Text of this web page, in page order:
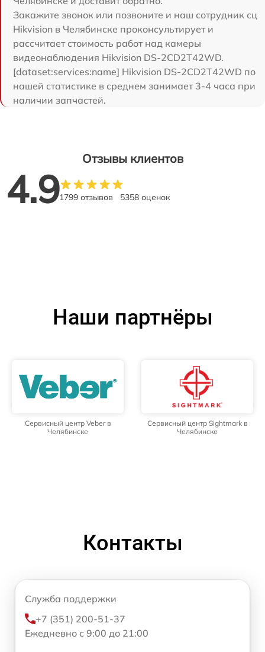
Закажите звонок или позвоните и наш сотрудник сц
Hikvision в Челябинске проконсультирует и
рассчитает стоимость работ над камеры
видеонаблюдения Hikvision DS-2CD2T42WD.
[dataset:services:name] Hikvision DS-2CD2T42WD по
нашей статистике в среднем занимает 3-4 часа при
наличии запчастей.
Отзывы клиентов
4.91799 отзывов 5358 оценок
Наши партнёры
Сервисный центр Veber в
Челябинске
Сервисный центр Sightmark в
Челябинске
Контакты
Служба поддержки
+7 (351) 200-51-37
Ежедневно с 9:00 до 21:00